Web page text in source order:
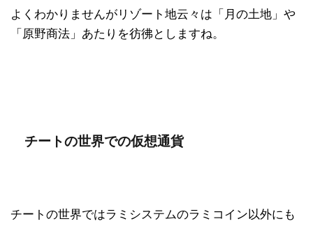
よくわかりませんがリゾート地云々は「月の土地」や
「原野商法」あたりを彷彿としますね。
チートの世界での仮想通貨
チートの世界ではラミシステムのラミコイン以外にも